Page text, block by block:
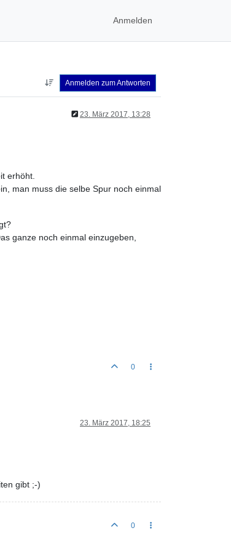
Anmelden
Anmelden zum Antworten
23. März 2017, 13:28
was nur die Lautheit erhöht.
einmal
und nicht nur lauter klingt?
0
23. März 2017, 18:25
gibt ;-)
0